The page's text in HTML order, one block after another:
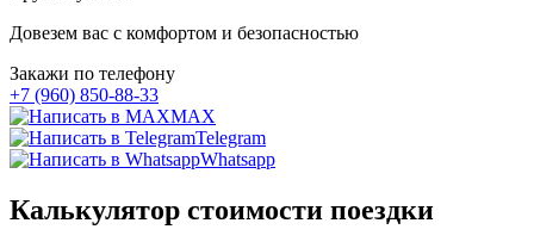
Довезем вас с комфортом и безопасностью
Закажи по телефону
+7 (960) 850-88-33
MAX
Telegram
Whatsapp
Калькулятор стоимости поездки